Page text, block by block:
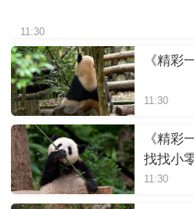
11:30
《精彩
11:30
《精彩
找找小
11:30